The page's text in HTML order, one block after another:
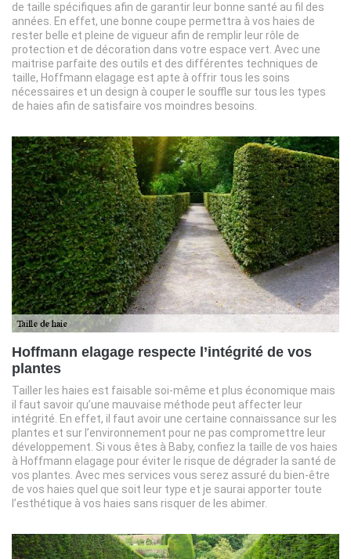
de taille spécifiques afin de garantir leur bonne santé au fil des
années. En effet, une bonne coupe permettra à vos haies de
rester belle et pleine de vigueur afin de remplir leur rôle de
protection et de décoration dans votre espace vert. Avec une
maitrise parfaite des outils et des différentes techniques de
taille, Hoffmann elagage est apte à offrir tous les soins
nécessaires et un design à couper le souffle sur tous les types
de haies afin de satisfaire vos moindres besoins.
Hoffmann elagage respecte l’intégrité de vos
plantes
Tailler les haies est faisable soi-même et plus économique mais
il faut savoir qu’une mauvaise méthode peut affecter leur
intégrité. En effet, il faut avoir une certaine connaissance sur les
plantes et sur l’environnement pour ne pas compromettre leur
développement. Si vous êtes à Baby, confiez la taille de vos haies
à Hoffmann elagage pour éviter le risque de dégrader la santé de
vos plantes. Avec mes services vous serez assuré du bien-être
de vos haies quel que soit leur type et je saurai apporter toute
l’esthétique à vos haies sans risquer de les abimer.